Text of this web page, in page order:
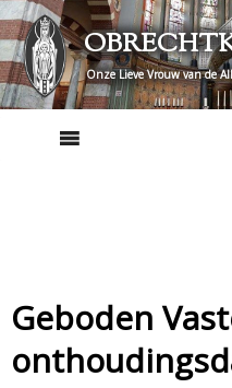
Skip
to
content
Onze Lieve Vrouw van de
Geboden